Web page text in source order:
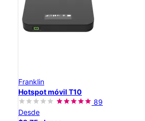
Franklin
Hotspot móvil T10
89
Desde